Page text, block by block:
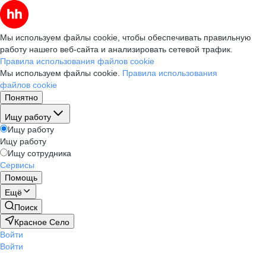
Мы используем файлы cookie, чтобы обеспечивать правильную
работу нашего веб-сайта и анализировать сетевой трафик.
Правила использования файлов cookie
Мы используем файлы cookie. Правила использования
файлов cookie
Понятно
Ищу работу
Ищу работу
Ищу работу
Ищу сотрудника
Сервисы
Помощь
Ещё
Поиск
Красное Село
Войти
Войти